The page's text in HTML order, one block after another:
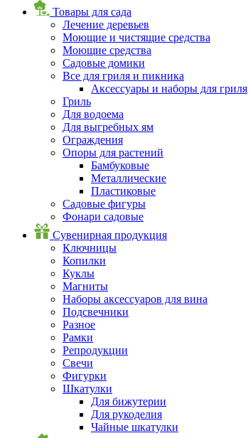
Товары для сада
Лечение деревьев
Моющие и чистящие средства
Моющие средства
Садовые домики
Все для гриля и пикника
Аксессуары и наборы для гриля
Гриль
Для водоема
Для выгребных ям
Ограждения
Опоры для растений
Бамбуковые
Металлические
Пластиковые
Садовые фигуры
Фонари садовые
Сувенирная продукция
Ключницы
Копилки
Куклы
Магниты
Наборы аксессуаров для вина
Подсвечники
Разное
Рамки
Репродукции
Свечи
Фигурки
Шкатулки
Для бижутерии
Для рукоделия
Чайные шкатулки